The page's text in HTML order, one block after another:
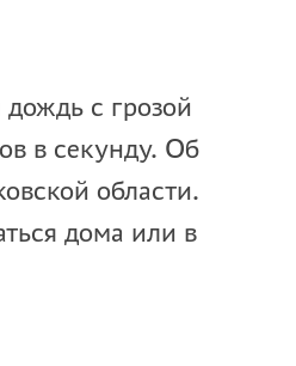
с грозой
в секунду. Об
области.
дома или в